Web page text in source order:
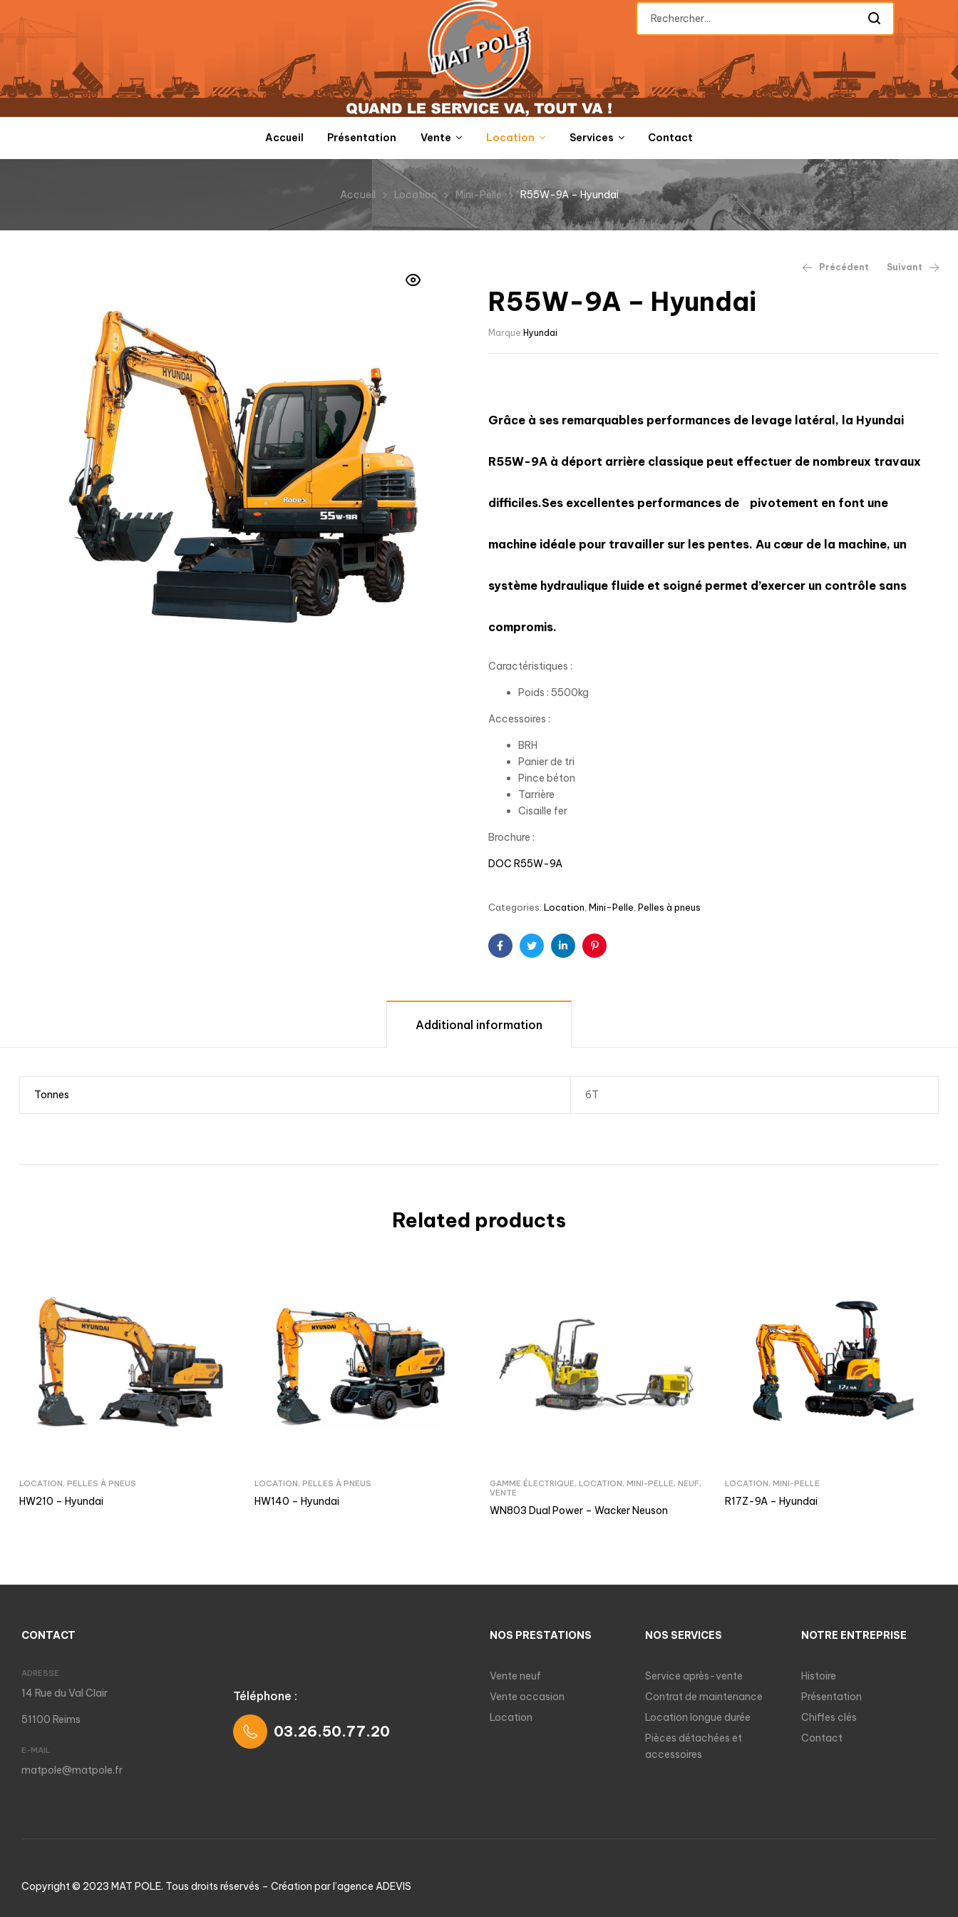
Accueil Présentation Vente Location Services Contact
Accueil Location Mini-Pelle R55W-9A – Hyundai
Précédent Suivant
R55W-9A – Hyundai
Marque: Hyundai
Grâce à ses remarquables performances de levage latéral, la Hyundai
R55W-9A à déport arrière classique peut effectuer de nombreux travaux
difficiles.Ses excellentes performances de pivotement en font une
machine idéale pour travailler sur les pentes. Au cœur de la machine, un
système hydraulique fluide et soigné permet d’exercer un contrôle sans
compromis.
Caractéristiques :
Poids : 5500kg
Accessoires :
BRH
Panier de tri
Pince béton
Tarrière
Cisaille fer
Brochure :
DOC R55W-9A
Categories: Location Mini-Pelle Pelles à pneus
FacebookTwitterLinkedinPinterest
Additional information
Tonnes 6T
Related products
LOCATION, PELLES À PNEUS
HW210 – Hyundai
LOCATION, PELLES À PNEUS
HW140 – Hyundai
GAMME ÉLECTRIQUE, LOCATION, MINI-PELLE, NEUF,
VENTE
WN803 Dual Power – Wacker Neuson
LOCATION, MINI-PELLE
R17Z-9A – Hyundai
CONTACT
ADRESSE
14 Rue du Val Clair
51100 Reims
E-MAIL
matpole@matpole.fr
Téléphone :
03.26.50.77.20
NOS PRESTATIONS
Vente neuf
Vente occasion
Location
NOS SERVICES
Service après-vente
Contrat de maintenance
Location longue durée
Pièces détachées et
accessoires
NOTRE ENTREPRISE
Histoire
Présentation
Chiffes clés
Contact
Copyright © 2023 MAT POLE. Tous droits réservés – Création par l’agence ADEVIS